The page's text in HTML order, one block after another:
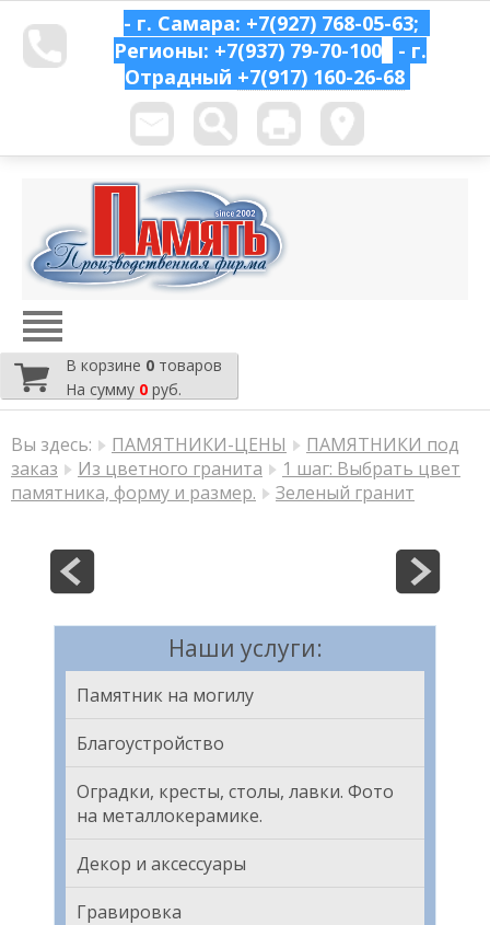
- г. Самара: +7(927) 768-05-63;
Регионы: +7(937) 79-70-100
- г.
Отрадный +7(917) 160-26-68
В корзине 0 товаров
На сумму 0 руб.
Вы здесь: ПАМЯТНИКИ-ЦЕНЫ
ПАМЯТНИКИ под
заказ
Из цветного гранита
1 шаг: Выбрать цвет
памятника, форму и размер.
Зеленый гранит
Наши услуги:
Памятник на могилу
Благоустройство
Оградки, кресты, столы, лавки. Фото
на металлокерамике.
Декор и аксессуары
Гравировка